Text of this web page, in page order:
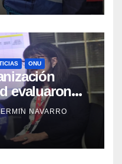
ONU
evaluaron
en
e
NAVARRO